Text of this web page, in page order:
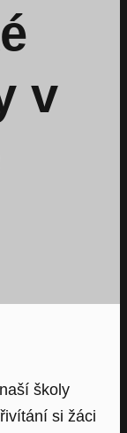
v
školy
si žáci